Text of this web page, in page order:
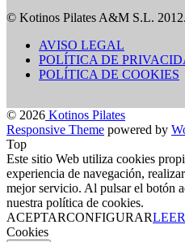
© Kotinos Pilates A&M S.L. 2012.
AVISO LEGAL
POLÍTICA DE
POLÍTICA DE COOKIES
© 2026 Kotinos Pilates
Responsive Theme powered by
Top
Este sitio Web utiliza cookies
experiencia de navegación,
mejor servicio. Al pulsar el botón
nuestra política de cookies.
ACEPTARCONFIGURAR
Cookies